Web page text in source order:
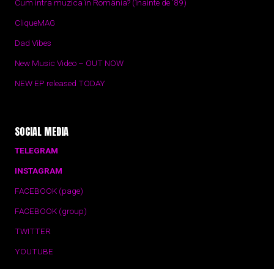
Cum intra muzica în România? (înainte de ’89)
CliqueMAG
Dad Vibes
New Music Video – OUT NOW
NEW EP released TODAY
SOCIAL MEDIA
TELEGRAM
INSTAGRAM
FACEBOOK (page)
FACEBOOK (group)
TWITTER
YOUTUBE